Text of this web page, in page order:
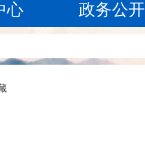
心 政务公开